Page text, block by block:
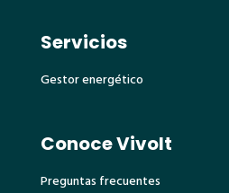
Servicios
Gestor energético
Conoce Vivolt
Preguntas frecuentes